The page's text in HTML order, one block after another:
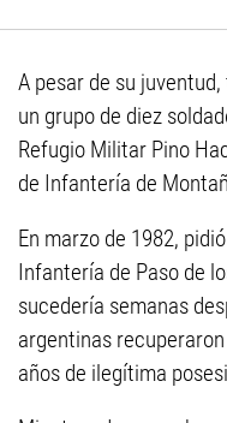
A pesar de su
un grupo de diez
Refugio Militar Pino
de Infantería de
En marzo de 1982,
Infantería de Paso de
sucedería semanas
argentinas
años de ilegítima